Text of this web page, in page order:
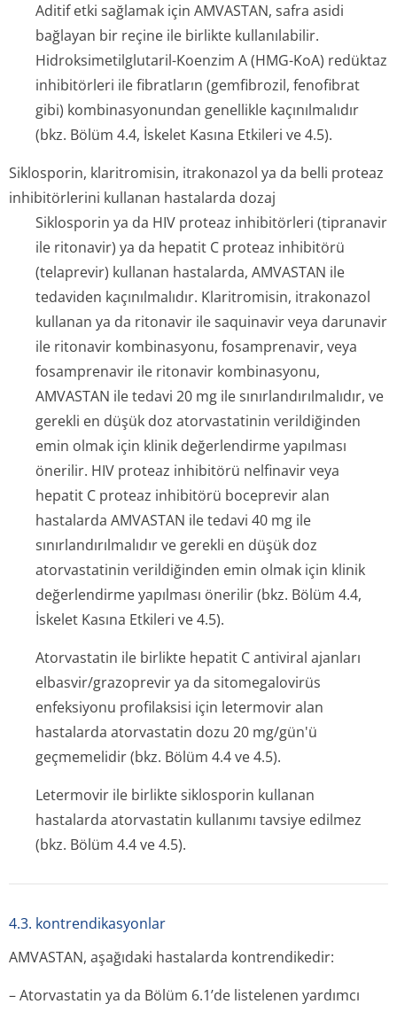
Aditif etki sağlamak için AMVASTAN, safra asidi
bağlayan bir reçine ile birlikte kullanılabilir.
Hidroksimetil­glutaril-Koenzim A (HMG-KoA) redüktaz
inhibitörleri ile fibratların (gemfibrozil, fenofibrat
gibi) kombinasyonundan genellikle kaçınılmalıdır
(bkz. Bölüm 4.4, İskelet Kasına Etkileri ve 4.5).
Siklosporin, klaritromisin, itrakonazol ya da belli proteaz
inhibitörlerini kullanan hastalarda dozaj
Siklosporin ya da HIV proteaz inhibitörleri (tipranavir
ile ritonavir) ya da hepatit C proteaz inhibitörü
(telaprevir) kullanan hastalarda, AMVASTAN ile
tedaviden kaçınılmalıdır. Klaritromisin, itrakonazol
kullanan ya da ritonavir ile saquinavir veya darunavir
ile ritonavir kombinasyonu, fosamprenavir, veya
fosamprenavir ile ritonavir kombinasyonu,
AMVASTAN ile tedavi 20 mg ile sınırlandırılmalıdır, ve
gerekli en düşük doz atorvastatinin verildiğinden
emin olmak için klinik değerlendirme yapılması
önerilir. HIV proteaz inhibitörü nelfinavir veya
hepatit C proteaz inhibitörü boceprevir alan
hastalarda AMVASTAN ile tedavi 40 mg ile
sınırlandırılmalıdır ve gerekli en düşük doz
atorvastatinin verildiğinden emin olmak için klinik
değerlendirme yapılması önerilir (bkz. Bölüm 4.4,
İskelet Kasına Etkileri ve 4.5).
Atorvastatin ile birlikte hepatit C antiviral ajanları
elbasvir/grazo­previr ya da sitomegalovirüs
enfeksiyonu profilaksisi için letermovir alan
hastalarda atorvastatin dozu 20 mg/gün'ü
geçmemelidir (bkz. Bölüm 4.4 ve 4.5).
Letermovir ile birlikte siklosporin kullanan
hastalarda atorvastatin kullanımı tavsiye edilmez
(bkz. Bölüm 4.4 ve 4.5).
4.3. kontrendikasyonlar
AMVASTAN, aşağıdaki hastalarda kontrendikedir:
– Atorvastatin ya da Bölüm 6.1’de listelenen yardımcı